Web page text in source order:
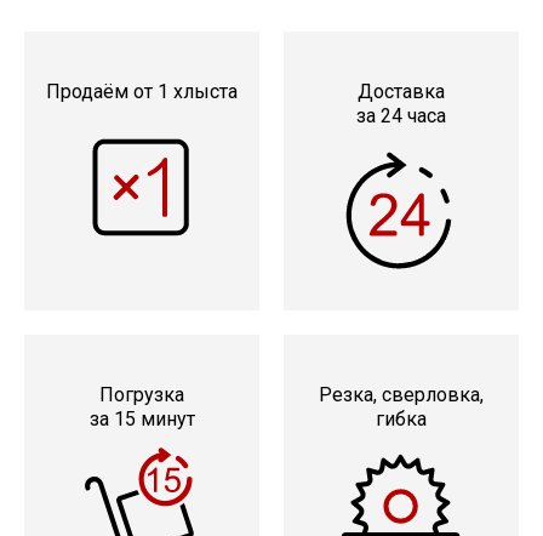
Продаём от 1 хлыста
Доставка
за 24 часа
Погрузка
за 15 минут
Резка, сверловка,
гибка